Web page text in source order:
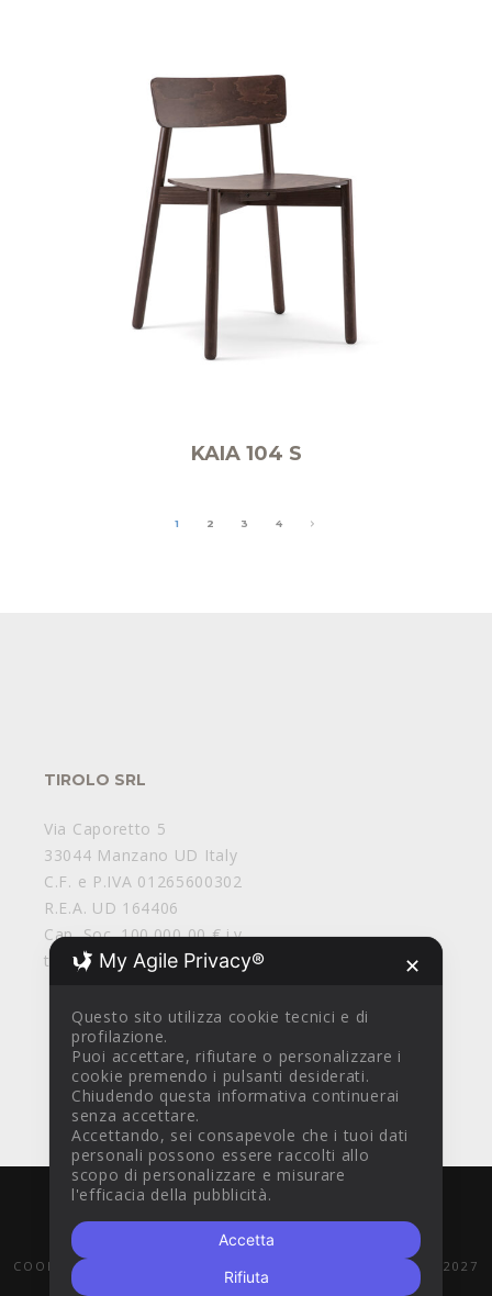
KAIA 104 S
1 2 3 4
TIROLO SRL
Via Caporetto 5
33044 Manzano UD Italy
C.F. e P.IVA 01265600302
R.E.A. UD 164406
Cap. Soc. 100.000,00 € i.v.
tirolosrl@legalmail.it
AZTEC DESIGN CLINIK
CONDIZIONI DI VENDITA
COOKIE POLICY
PR FESR 2021-2027
My Agile Privacy® ✕
Questo sito utilizza cookie tecnici e di
profilazione.
Puoi accettare, rifiutare o personalizzare i
cookie premendo i pulsanti desiderati.
Chiudendo questa informativa continuerai
senza accettare.
Accettando, sei consapevole che i tuoi dati
personali possono essere raccolti allo
scopo di personalizzare e misurare
l'efficacia della pubblicità.
Accetta
Rifiuta